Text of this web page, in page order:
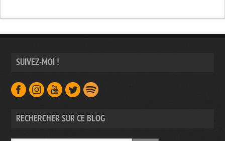
SUIVEZ-MOI !
RECHERCHER SUR CE BLOG